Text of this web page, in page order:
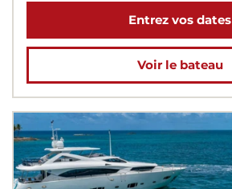
Entrez vos dates
Voir le bateau